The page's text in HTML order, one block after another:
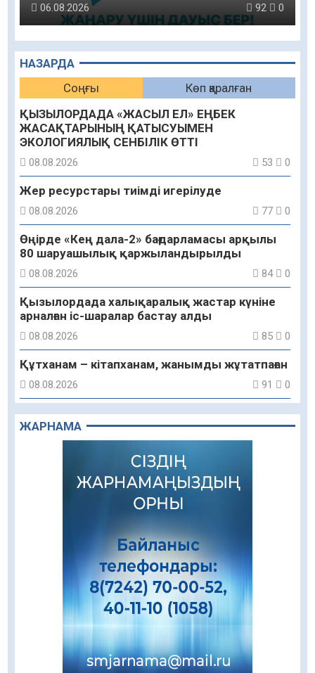
НАЗАРДА
Соңғы
Көп қаралған
ҚЫЗЫЛОРДАДА «ЖАСЫЛ ЕЛ» ЕҢБЕК
ЖАСАҚТАРЫНЫҢ ҚАТЫСУЫМЕН
ЭКОЛОГИЯЛЫҚ СЕНБІЛІК ӨТТІ
08.08.2026 53 0
Жер ресурстары тиімді игерілуде
08.08.2026 77 0
Өңірде «Кең дала-2» бағдарламасы арқылы
80 шаруашылық қаржыландырылды
08.08.2026 84 0
Қызылордада халықаралық жастар күніне
арналған іс-шаралар бастау алды
08.08.2026 85 0
Құтханам – кітапханам, жанымды жұтатпаған
08.08.2026 91 0
Құрылыс қарқыны – қала дамуының айғағы
08.08.2026
Зәулім ғимараттарда туған жерді түлеткен
азаматтардың қолтаңбасы бар
Еңбегі ерлікпен тең мамандық
Даналықтың шырағданы, ой-сананың
шамшырағы
08.08.2026
Кенеге қарсы залалсыздандыру жұмыстары
жүргізілуде
07.08.2026
ЖАРНАМА
06.08.2026 92 0